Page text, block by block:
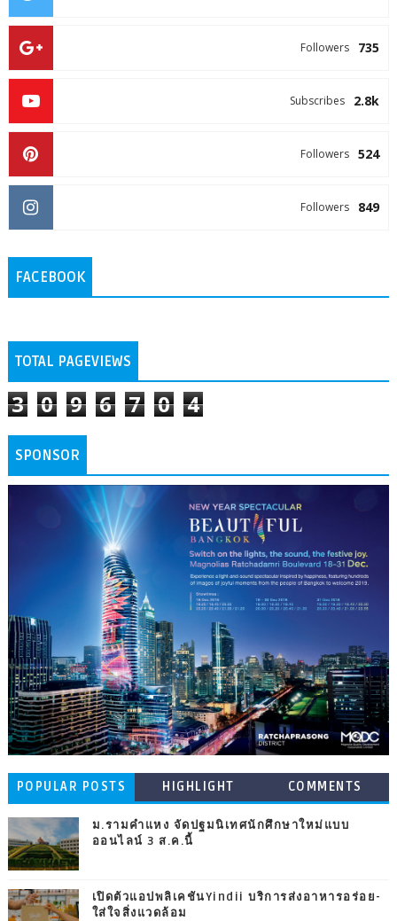
735
Followers
2.8k
Subscribes
524
Followers
849
Followers
FACEBOOK
TOTAL PAGEVIEWS
3 0 9 6 7 0 4
SPONSOR
POPULAR POSTS HIGHLIGHT COMMENTS
ม.รามคำแหง จัดปฐมนิเทศนักศึกษาใหม่แบบ
ออนไลน์ 3 ส.ค.นี้
เปิดตัวแอปพลิเคชันYindii บริการส่งอาหารอร่อย-
ใส่ใจสิ่งแวดล้อม